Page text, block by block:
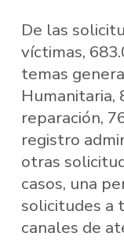
De las
víctimas,
temas
Humanitaria,
reparación,
registro
otras
casos, una
solicitudes a
canales de